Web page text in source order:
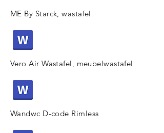
ME By Starck, wastafel
Vero Air Wastafel, meubelwastafel
Wandwc D-code Rimless